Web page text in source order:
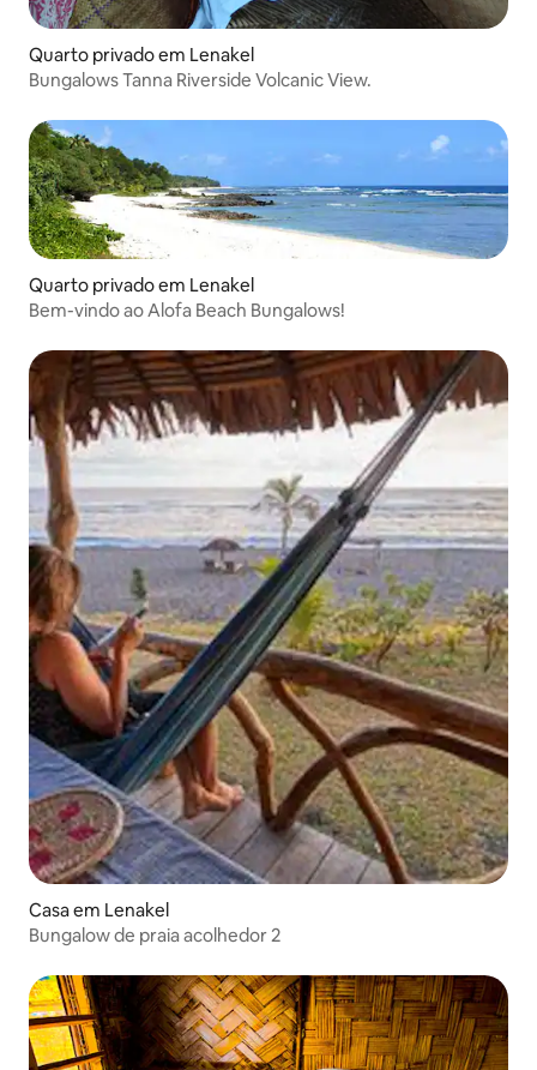
Quarto privado em Lenakel
Bungalows Tanna Riverside Volcanic View.
Quarto privado em Lenakel
Bem-vindo ao Alofa Beach Bungalows!
Casa em Lenakel
Bungalow de praia acolhedor 2